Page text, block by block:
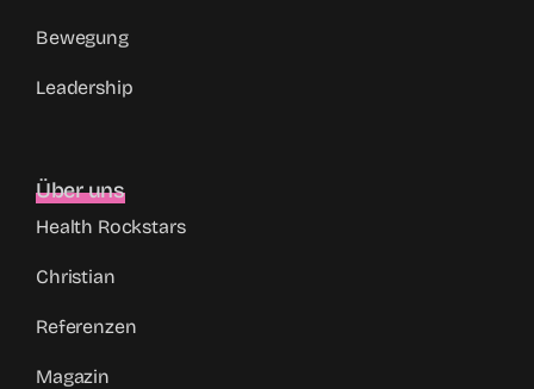
Bewegung
Leadership
Über uns
Health Rockstars
Christian
Referenzen
Magazin